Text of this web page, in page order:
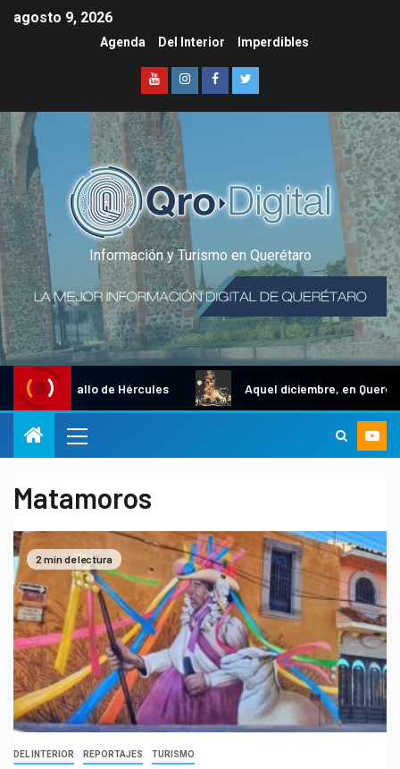
agosto 9, 2026
Agenda Del Interior Imperdibles
Información y Turismo en Querétaro
Gallo de Hércules Aquel diciembre, en Querétaro
Matamoros
2 min de lectura
DEL INTERIOR REPORTAJES TURISMO